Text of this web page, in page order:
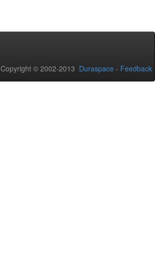
Copyright © 2002-2013 Duraspace - Feedback